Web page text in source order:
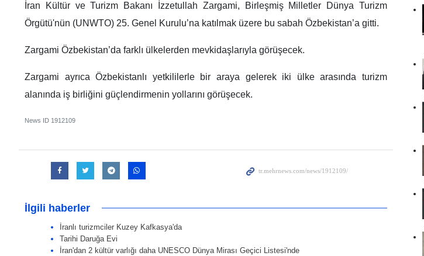
İran Kültür ve Turizm Bakanı İzzetullah Zargami, Birleşmiş Milletler Dünya Turizm
Örgütü'nün (UNWTO) 25. Genel Kurulu’na katılmak üzere bu sabah Özbekistan’a gitti.
Zargami Özbekistan’da farklı ülkelerden mevkidaşlarıyla görüşecek.
Zargami ayrıca Özbekistanlı yetkililerle bir araya gelerek iki ülke arasında turizm
alanında iş birliğini güçlendirmenin yollarını görüşecek.
News ID 1912109
İlgili haberler
İranlı turizmciler Kuzey Kafkasya'da
Tarihi Daruğa Evi
İran'dan 2 kültür varlığı daha UNESCO Dünya Mirası Geçici Listesi'nde